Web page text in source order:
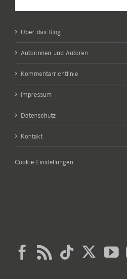
Über das Blog
Autorinnen und Autoren
Kommentarrichtlinie
Impressum
Datenschutz
Kontakt
Cookie Einstellungen